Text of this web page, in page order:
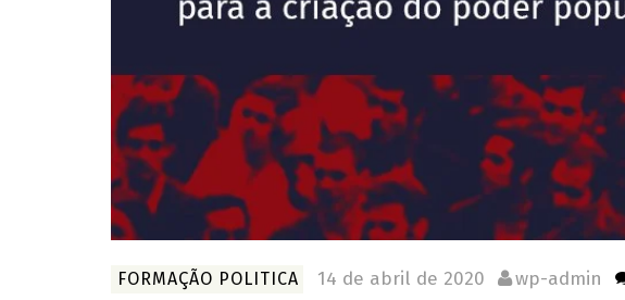
FORMAÇÃO POLITICA 14 de abril de 2020 wp-admin